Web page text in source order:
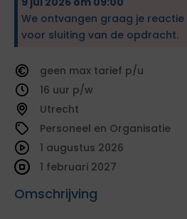
We ontvangen graag je reactie
voor sluiting van de opdracht.
geen
tarief
16
Utrecht
Personeel en Organisatie
Omschrijving
1 augustus 2026
1 februari 2027